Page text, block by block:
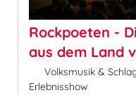
Rockpoeten -
aus dem Land
Volksmusik &
Erlebnisshow